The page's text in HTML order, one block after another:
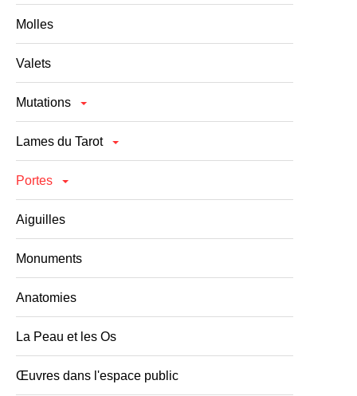
Molles
Valets
Mutations
Lames du Tarot
Portes
Aiguilles
Monuments
Anatomies
La Peau et les Os
Œuvres dans l'espace public